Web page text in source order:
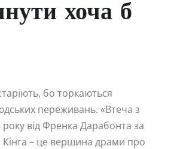
хоча б
бо торкаються
переживань. «Втеча з
від Френка Дарабонта за
Кінга – це вершина драми про